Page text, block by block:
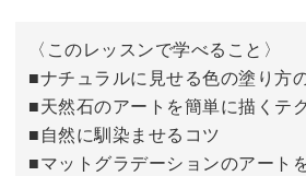
◆ナチュラルに見せる色の塗り方の
◆天然石のアートを簡単に描くテク
◆自然に馴染ませるコツ
〈このレッスンで学べること〉
■ナチュラルに見せる色の塗り方
■天然石のアートを簡単に描くテ
■自然に馴染ませるコツ
■マットグラデーションのアート